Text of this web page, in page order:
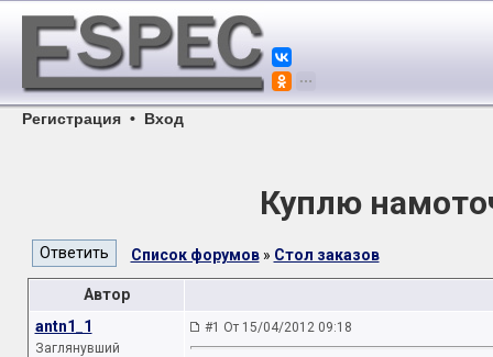
Регистрация • Вход
Куплю
Список форумов» Стол заказов
Автор
antn1_1
Заглянувший
#1 От 15/04/2012 09:18